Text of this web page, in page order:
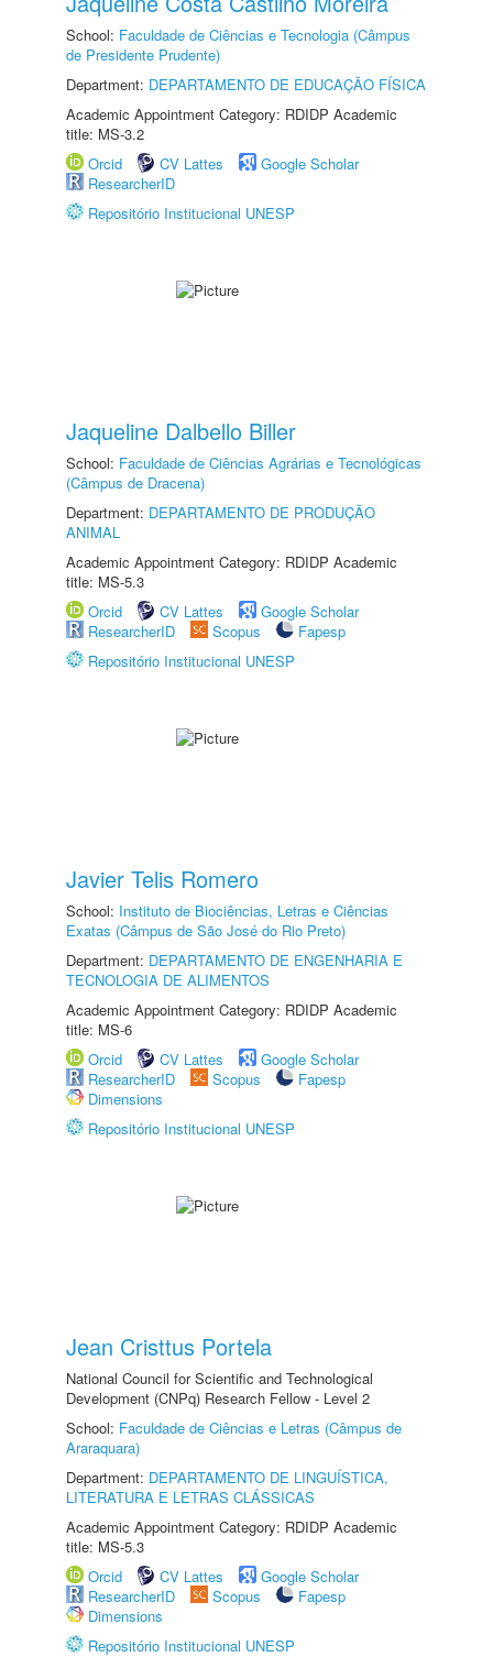
School: Faculdade de Ciências e Tecnologia (Câmpus
de Presidente Prudente)
Department: DEPARTAMENTO DE EDUCAÇÃO FÍSICA
Academic Appointment Category: RDIDP Academic
title: MS-3.2
Orcid
CV Lattes
Google Scholar
ResearcherID
Repositório Institucional UNESP
Jaqueline Dalbello Biller
School: Faculdade de Ciências Agrárias e Tecnológicas
(Câmpus de Dracena)
Department: DEPARTAMENTO DE PRODUÇÃO
ANIMAL
Academic Appointment Category: RDIDP Academic
title: MS-5.3
Orcid
CV Lattes
Google Scholar
ResearcherID
Scopus
Fapesp
Repositório Institucional UNESP
Javier Telis Romero
School: Instituto de Biociências, Letras e Ciências
Exatas (Câmpus de São José do Rio Preto)
Department: DEPARTAMENTO DE ENGENHARIA E
TECNOLOGIA DE ALIMENTOS
Academic Appointment Category: RDIDP Academic
title: MS-6
Orcid
CV Lattes
Google Scholar
ResearcherID
Scopus
Fapesp
Dimensions
Repositório Institucional UNESP
Jean Cristtus Portela
National Council for Scientific and Technological
Development (CNPq) Research Fellow - Level 2
School: Faculdade de Ciências e Letras (Câmpus de
Araraquara)
Department: DEPARTAMENTO DE LINGUÍSTICA,
LITERATURA E LETRAS CLÁSSICAS
Academic Appointment Category: RDIDP Academic
title: MS-5.3
Orcid
CV Lattes
Google Scholar
ResearcherID
Scopus
Fapesp
Dimensions
Repositório Institucional UNESP